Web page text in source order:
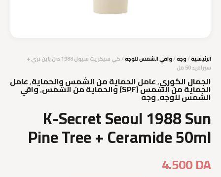
الرئيسية/وجه/واقي الشمس للوجه
/ كي سيكريت سيول 1988 صن باين تري +
سيراميد 50 مل
الجمال الكوري,عامل الحماية من الشمس والحماية,عامل
الحماية من الشمس (SPF) والحماية من الشمس ,واقي
الشمس للوجه,وجه
K-Secret Seoul 1988 Sun
Pine Tree + Ceramide 50ml
4.500DA